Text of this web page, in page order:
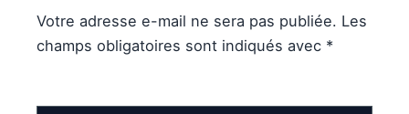
Votre adresse e-mail ne sera pas publiée. Les
champs obligatoires sont indiqués avec *